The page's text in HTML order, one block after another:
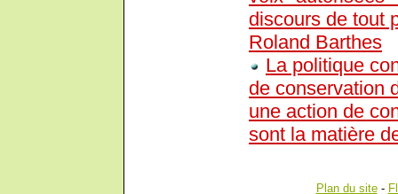
discours de tout
Roland Barthes
La politique
de conservation
une action de
sont la matière
Plan du site-